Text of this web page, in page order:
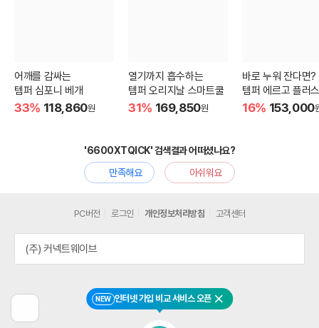
어깨를 감싸는
템퍼 심포니 베개
33% 118,860원
열기까지 흡수하는
템퍼 오리지날 스마트쿨
31% 169,850원
바로 누워 잔다면?
템퍼 에르고 플러
16% 153,000
'6600XTQICK' 검색결과 어떠셨나요?
만족해요
아쉬워요
전
NEW 인터넷 가입 비교 서비스 오픈 닫기
PC버전 로그인 개인정보처리방침 고객센터
(주) 커넥트웨이브